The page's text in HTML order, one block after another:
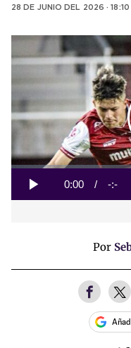
28 DE JUNIO DEL 2026 · 18:10
Play Current
0:00 / -:-
Loaded:
Por